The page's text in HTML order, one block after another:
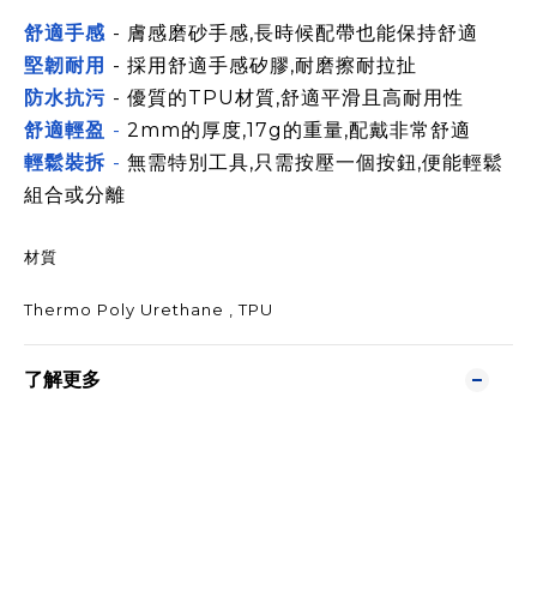
舒適手感 - 膚感磨砂手感,長時候配帶也能保持舒適
堅韌耐用 - 採用舒適手感矽膠,耐磨擦耐拉扯
防水抗污 - 優質的TPU材質,舒適平滑且高耐用性
舒適輕盈 - 2mm的厚度,17g的重量,配戴非常舒適
輕鬆裝拆 - 無需特別工具,只需按壓一個按鈕,便能輕鬆
組合或分離
材質
Thermo Poly Urethane , TPU
了解更多